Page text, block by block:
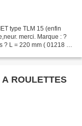
type TLM 15 (enfin
merci. Marque : ?
L = 220 mm ( 01218 )
ROULETTES